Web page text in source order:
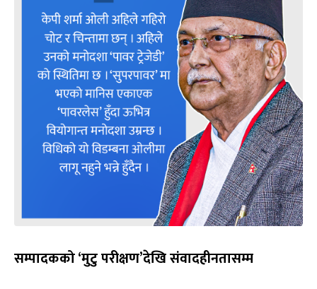
सम्पादकको ‘मुटु परीक्षण’देखि संवादहीनतासम्म